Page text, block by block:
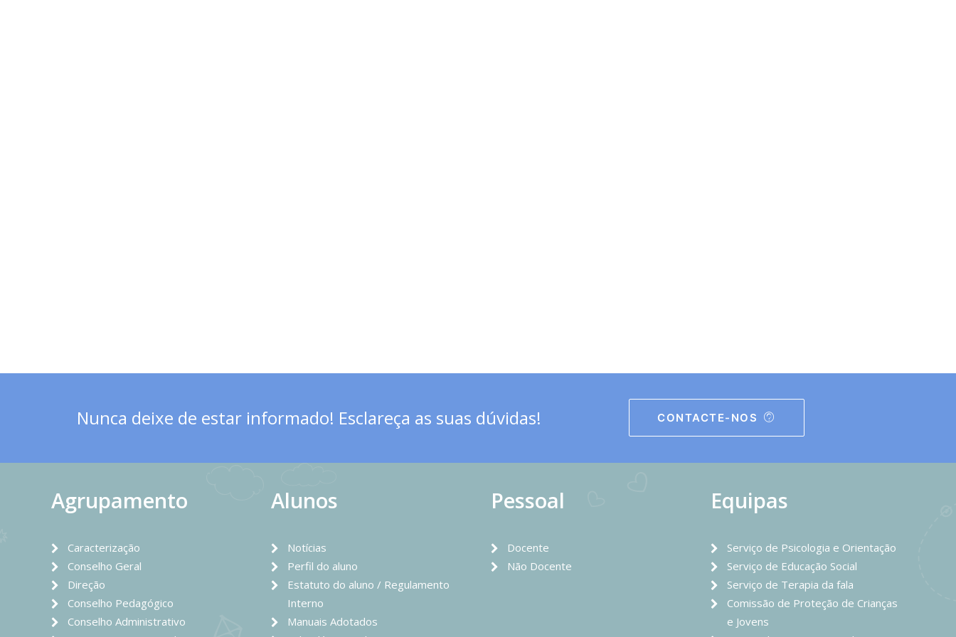
Nunca deixe de estar informado! Esclareça as suas dúvidas! CONTACTE-NOS
Agrupamento
Caracterização
Conselho Geral
Direção
Conselho Pedagógico
Conselho Administrativo
Alunos
Notícias
Perfil do aluno
Estatuto do aluno / Regulamento
Interno
Manuais Adotados
Pessoal
Docente
Não Docente
Equipas
Serviço de Psicologia e Orientação
Serviço de Educação Social
Serviço de Terapia da fala
Comissão de Proteção de Crianças
e Jovens